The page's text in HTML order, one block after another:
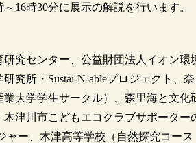
16時30分に展示の解説を行います。
究センター、公益財団法人イオン環
究所・Sustai-N-ableプロジェクト、
大学学生サークル）、森里海と文
津川市こどもエコクラブサポータ
ャー、木津高等学校（自然探究コー